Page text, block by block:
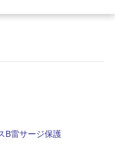
B雷サージ保護